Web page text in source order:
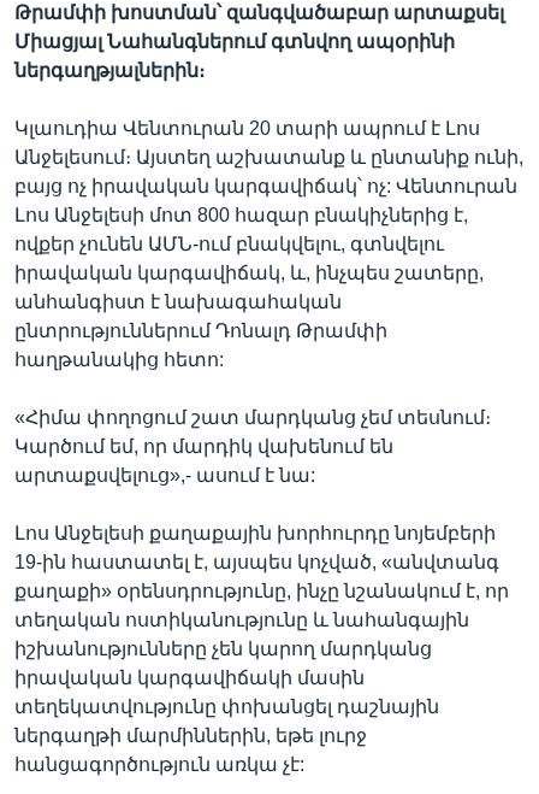
Թրամփի խոստման՝ զանգվածաբար արտաքսել
Միացյալ Նահանգներում գտնվող ապօրինի
ներգաղթյալներին։
Կլաուդիա Վենտուրան 20 տարի ապրում է Լոս
Անջելեսում։ Այստեղ աշխատանք և ընտանիք ունի,
բայց ոչ իրավական կարգավիճակ՝ ոչ: Վենտուրան
Լոս Անջելեսի մոտ 800 հազար բնակիչներից է,
ովքեր չունեն ԱՄՆ-ում բնակվելու, գտնվելու
իրավական կարգավիճակ, և, ինչպես շատերը,
անհանգիստ է նախագահական
ընտրություններում Դոնալդ Թրամփի
հաղթանակից հետո:
«Հիմա փողոցում շատ մարդկանց չեմ տեսնում։
Կարծում եմ, որ մարդիկ վախենում են
արտաքսվելուց»,- ասում է նա:
Լոս Անջելեսի քաղաքային խորհուրդը նոյեմբերի
19-ին հաստատել է, այսպես կոչված, «անվտանգ
քաղաքի» օրենսդրությունը, ինչը նշանակում է, որ
տեղական ոստիկանությունը և նահանգային
իշխանությունները չեն կարող մարդկանց
իրավական կարգավիճակի մասին
տեղեկատվությունը փոխանցել դաշնային
ներգաղթի մարմիններին, եթե լուրջ
հանցագործություն առկա չէ: